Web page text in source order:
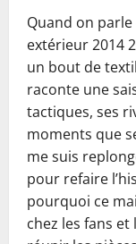
Quand on
extérieur 2014
un bout de
raconte une
tactiques, ses
moments que
me suis
pour refaire
pourquoi ce
chez les fans